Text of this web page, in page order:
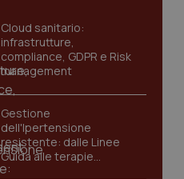
Cloud sanitario:
infrastrutture,
compliance, GDPR e Risk
management
Gestione
dell'Ipertensione
resistente: dalle Linee
Guida alle terapie
innovative